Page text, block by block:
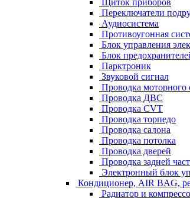
Щиток приборов
Переключатели
Аудиосистема
Противоугонная
Блок управления
Блок
Парктроник
Звуковой сигнал
Проводка моторного
Проводка ДВС
Проводка CVT
Проводка торпедо
Проводка салона
Проводка потолка
Проводка дверей
Проводка задней
Электронный блок
Кондиционер, AIR BAG,
Радиатор и